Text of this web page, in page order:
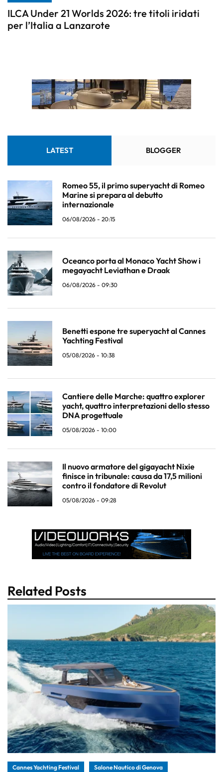
ILCA Under 21 Worlds 2026: tre titoli iridati
per l’Italia a Lanzarote
LATEST BLOGGER
Romeo 55, il primo superyacht di Romeo
Marine si prepara al debutto
internazionale
06/08/2026 - 20:15
Oceanco porta al Monaco Yacht Show i
megayacht Leviathan e Draak
06/08/2026 - 09:30
Benetti espone tre superyacht al Cannes
Yachting Festival
05/08/2026 - 10:38
Cantiere delle Marche: quattro explorer
yacht, quattro interpretazioni dello stesso
DNA progettuale
05/08/2026 - 10:00
Il nuovo armatore del gigayacht Nixie
finisce in tribunale: causa da 17,5 milioni
contro il fondatore di Revolut
05/08/2026 - 09:28
Related Posts
Cannes Yachting Festival
Salone Nautico di Genova